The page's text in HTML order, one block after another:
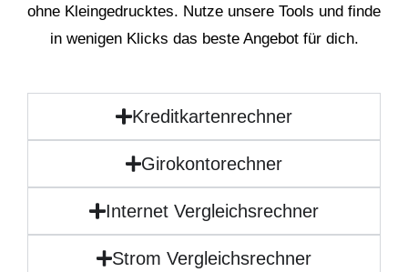
ohne Kleingedrucktes. Nutze unsere Tools und finde
in wenigen Klicks das beste Angebot für dich.
Kreditkartenrechner
Girokontorechner
Internet Vergleichsrechner
Strom Vergleichsrechner